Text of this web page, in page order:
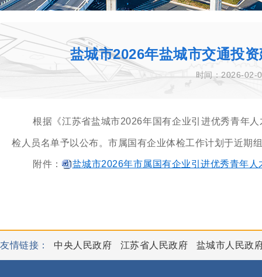
盐城市2026年盐城市交通投
时间：2026-02-
根据《江苏省盐城市2026年国有企业引进优秀青年
检人员名单予以公布。市属国有企业体检工作计划于近期
附件： 盐城市2026年市属国有企业引进优秀青年
友情链接： 中央人民政府 江苏省人民政府 盐城市人民政